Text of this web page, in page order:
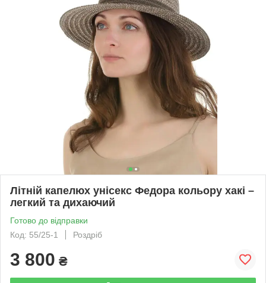
Літній капелюх унісекс Федора кольору хакі –
легкий та дихаючий
Готово до відправки
Код: 55/25-1
Роздріб
3 800 ₴